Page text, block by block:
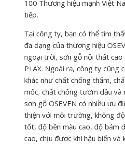
100 Thương hiệu mạnh Việt
tiếp.
Tại công ty, bạn có thể tìm
đa dạng của thương hiệu
ngoại trời, sơn gỗ nội thất cao
PLAX. Ngoài ra, công ty cũng
khác như chất chống thấm,
mốc, chất chống tươm dầu và
sơn gỗ OSEVEN có nhiều ưu
thiện với môi trường, không
tốt, độ bền màu cao, độ bám
cao, chịu được khí hậu biển và